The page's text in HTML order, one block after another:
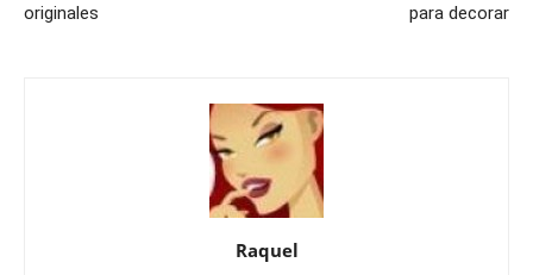
originales
para decorar
Raquel